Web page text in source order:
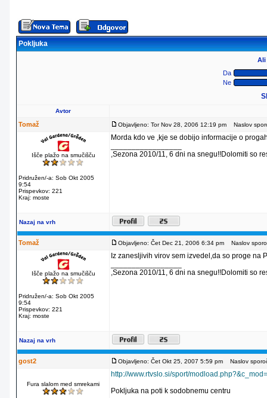
Pokljuka
Ali
Da
Ne
Avtor
Tomaž Objavljeno: Tor Nov 28, 2006 12:19 pm Naslov
Išče plažo na smučišču
Pridružen/-a: Sob Okt 2005
9:54
Prispevkov: 221
Kraj: moste
Morda kdo ve ,kje se dobijo informacije o
,Sezona 2010/11, 6 dni na snegu!!Dolomiti so
Nazaj na vrh
Tomaž Objavljeno: Čet Dec 21, 2006 6:34 pm Naslov
Išče plažo na smučišču
Pridružen/-a: Sob Okt 2005
9:54
Prispevkov: 221
Kraj: moste
Iz zanesljivih virov sem izvedel,da so proge na
,Sezona 2010/11, 6 dni na snegu!!Dolomiti so
Nazaj na vrh
gost2 Objavljeno: Čet Okt 25, 2007 5:59 pm Naslov
Fura slalom med smrekami
http://www.rtvslo.si/sport/
Pokljuka na poti k sodobnemu centru